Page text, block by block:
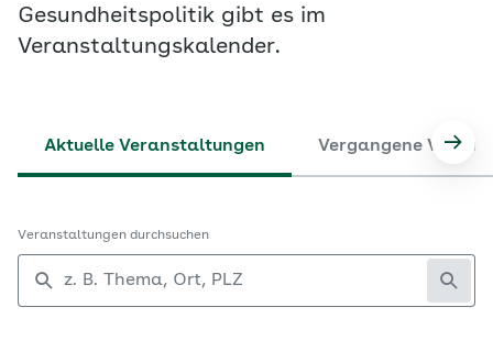
Gesundheitspolitik gibt es im
Veranstaltungskalender.
Aktuelle Veranstaltungen Vergangene
Veranstaltungen durchsuchen